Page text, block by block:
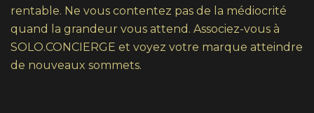
rentable. Ne vous contentez pas de la médiocrité
quand la grandeur vous attend. Associez-vous à
SOLO.CONCIERGE et voyez votre marque atteindre
de nouveaux sommets.